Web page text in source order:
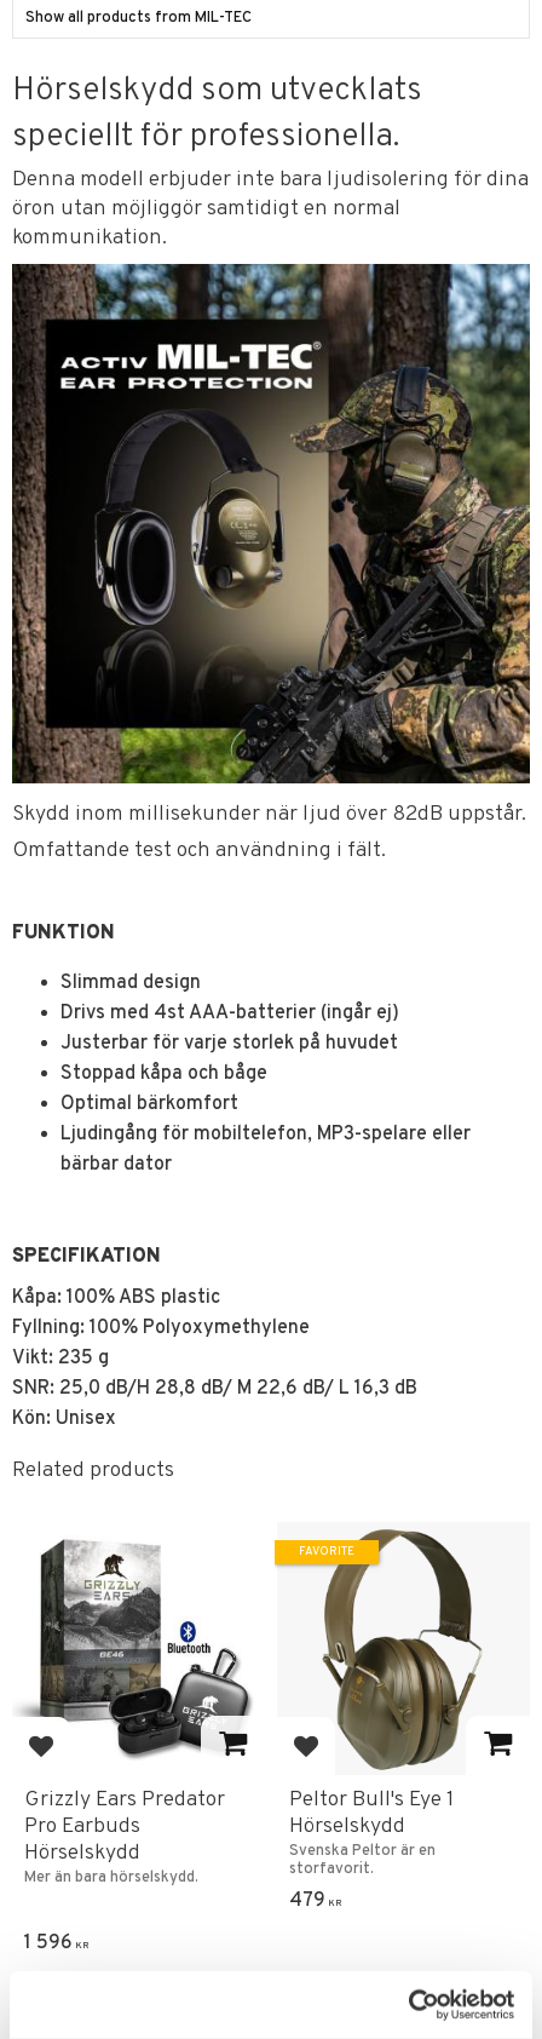
Show all products from MIL-TEC
Hörselskydd som utvecklats
speciellt för professionella.
Denna modell erbjuder inte bara ljudisolering för dina
öron utan möjliggör samtidigt en normal
kommunikation.
Skydd inom millisekunder när ljud över 82dB uppstår.
Omfattande test och användning i fält.
FUNKTION
Slimmad design
Drivs med 4st AAA-batterier (ingår ej)
Justerbar för varje storlek på huvudet
Stoppad kåpa och båge
Optimal bärkomfort
Ljudingång för mobiltelefon, MP3-spelare eller
bärbar dator
SPECIFIKATION
Kåpa: 100% ABS plastic
Fyllning: 100% Polyoxymethylene
Vikt: 235 g
SNR: 25,0 dB/H 28,8 dB/ M 22,6 dB/ L 16,3 dB
Kön: Unisex
Related products
Add to favorites
Grizzly Ears Predator
Pro Earbuds
Hörselskydd
Mer än bara hörselskydd.
1 596 KR
Add to favorites
Peltor Bull's Eye 1
Hörselskydd
Svenska Peltor är en
storfavorit.
479 KR
FAVORITE